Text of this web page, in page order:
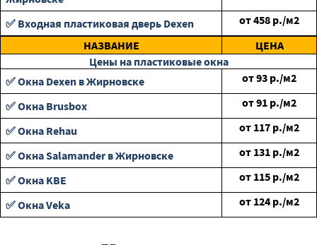
✅ Входная пластиковая дверь Dexen от458 р./м2
НАЗВАНИЕ
ЦЕНА
Цены на пластиковые окна
✅ Окна Dexen в Жирновске
от93 р./м2
✅ Окна Brusbox
от91 р./м2
✅ Окна Rehau
от 117 р./м2
✅ Окна Salamander в Жирновске
от 131 р./м2
✅ Окна KBE
от 115 р./м2
✅ Окна Veka
от 124 р./м2